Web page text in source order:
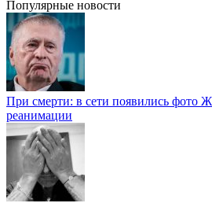
Популярные новости
При смерти: в сети появились фото
реанимации